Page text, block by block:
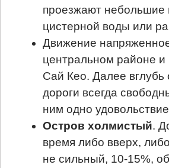
проезжают небольшие
цистерной воды или
Движение
центральном районе и
Сай Кео. Далее вглубь
дороги всегда
ним одно
Остров холмистый.
время либо вверх,
не сильный, 10-15%,